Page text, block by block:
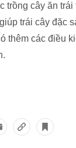
trồng cây ăn
trái cây đặc
thêm các điều